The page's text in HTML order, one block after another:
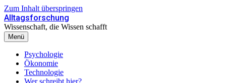
Zum Inhalt überspringen
Alltagsforschung
Wissenschaft, die Wissen schafft
Menü
Psychologie
Ökonomie
Technologie
Wer schreibt hier?